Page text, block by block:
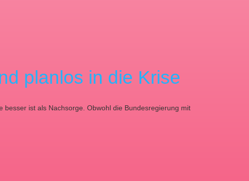
planlos in die Krise
ist als Nachsorge. Obwohl die Bundesregierung mit